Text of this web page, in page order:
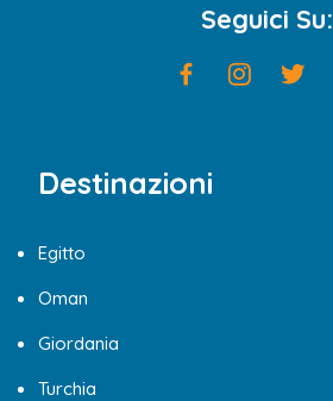
Seguici Su:
Destinazioni
Egitto
Oman
Giordania
Turchia